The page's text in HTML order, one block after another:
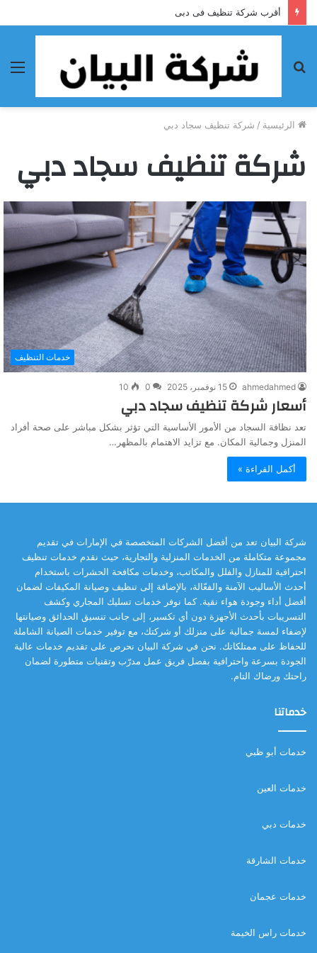
أقرب شركة تنظيف فى دبى
الرئيسية / شركة تنظيف سجاد دبي
شركة تنظيف سجاد دبي
خدمات التنظيف
ahmedahmed 15 نوفمبر، 2025 0
10
أسعار شركة تنظيف سجاد دبي
تعد نظافة السجاد من الأمور الأساسية التي تؤثر بشكل مباشر على صحة أفراد
المنزل وجمالية المكان. مع تزايد الاهتمام بالمظهر…
أكمل القراءة »
شركة البيان تعد من أفضل الشركات المتخصصة في الإمارات في تقديم
مجموعة متكاملة من الخدمات المنزلية والتجارية، حيث نقدم خدمات تنظيف
احترافية للمنازل والفلل والمكاتب، وخدمات مكافحة الحشرات باستخدام
أحدث الأساليب الآمنة والفعّالة، بالإضافة إلى تنظيف وصيانة المكيفات لضمان
أفضل أداء وجودة هواء نقية. كما نوفر خدمات تسليك المجاري وكشف
التسريبات بأحدث الأجهزة دون أي تكسير، إلى جانب تنسيق الحدائق وصيانتها
لإضفاء لمسة جمالية على منزلك أو شركتك، مع توفير خدمات الصيانة الشاملة
للحفاظ على ممتلكاتك. نحن في شركة البيان نحرص على تقديم خدمات عالية
الجودة بسرعة واحترافية بفضل فريق عمل مدرّب وتقنيات متطورة لضمان
راحتك ورضاك التام.
خدماتنا
خدمات أبو ظبي
خدمات العين
خدمات دبي
خدمات الشارقة
خدمات عجمان
خدمات راس الخيمة